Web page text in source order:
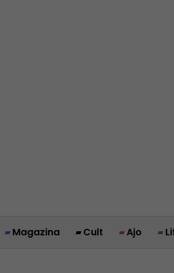
Magazina Cult Ajo